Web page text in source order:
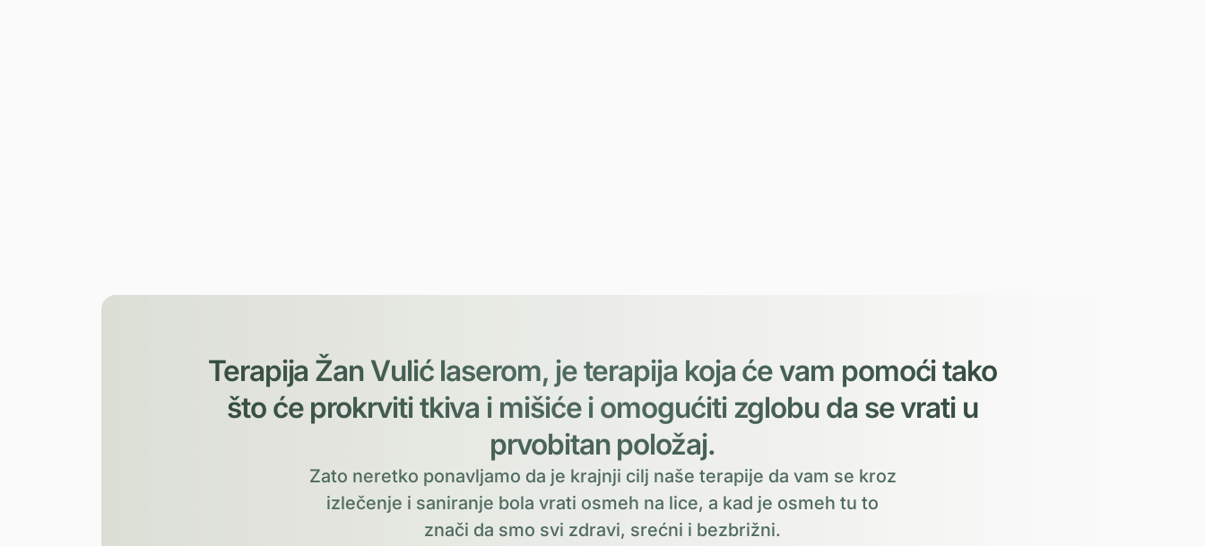
Terapija Žan Vulić laserom, je terapija koja će vam pomoći tako
što će prokrviti tkiva i mišiće i omogućiti zglobu da se vrati u
prvobitan položaj.
Zato neretko ponavljamo da je krajnji cilj naše terapije da vam se kroz
izlečenje i saniranje bola vrati osmeh na lice, a kad je osmeh tu to
znači da smo svi zdravi, srećni i bezbrižni.